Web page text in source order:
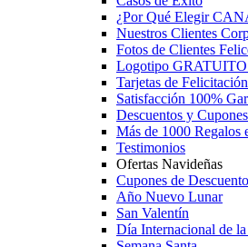
¿Por Qué Elegir
Nuestros Clientes
Fotos de Clientes
Logotipo GRATUITO
Tarjetas de
Satisfacción 100%
Descuentos y Cupones
Más de 1000 Regalos
Testimonios
Ofertas Navideñas
Cupones de Descuento
Año Nuevo Lunar
San Valentín
Día Internacional de